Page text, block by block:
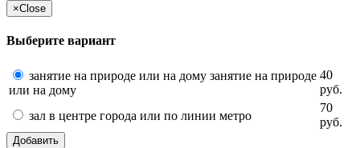
×Close
Выберите вариант
занятие на природе или на дому занятие на природе
или на дому
40
руб.
зал в центре города или по линии метро
70
руб.
Добавить